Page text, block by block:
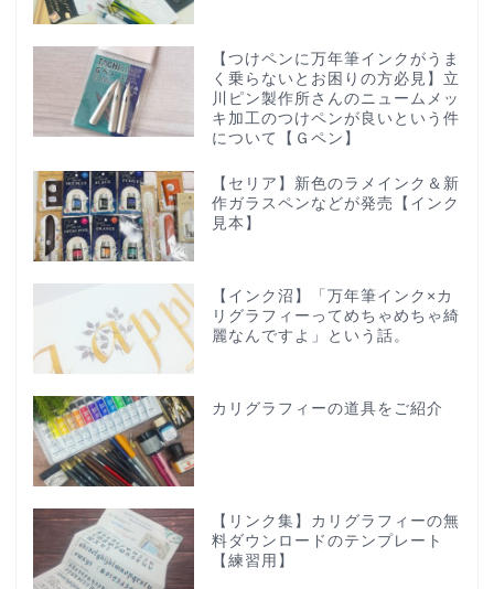
【つけペンに万年筆インクがうま
く乗らないとお困りの方必見】立
川ピン製作所さんのニュームメッ
キ加工のつけペンが良いという件
について【Ｇペン】
【セリア】新色のラメインク＆新
作ガラスペンなどが発売【インク
見本】
【インク沼】「万年筆インク×カ
リグラフィーってめちゃめちゃ綺
麗なんですよ」という話。
カリグラフィーの道具をご紹介
【リンク集】カリグラフィーの無
料ダウンロードのテンプレート
【練習用】